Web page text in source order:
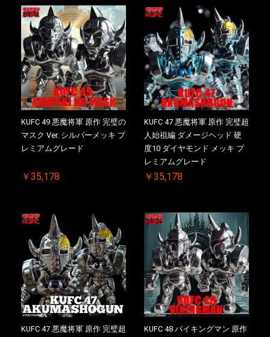
KUFC 49 悪魔将軍 原作 完璧の
マスク Ver. シルバーメッキ プ
レミアムグレード
￥35,178
KUFC 47 悪魔将軍 原作 完璧超
人始祖編 ダメージヘッド 硬
度10 ダイヤモンド メッキ プ
レミアムグレード
￥35,178
KUFC 47 悪魔将軍 原作 完璧超
KUFC 48 バイキングマン 原作